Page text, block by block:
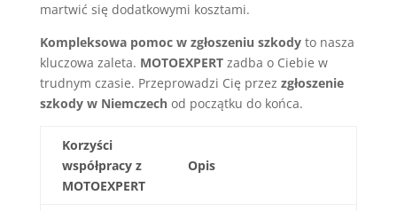
martwić się dodatkowymi kosztami.
Kompleksowa pomoc w zgłoszeniu szkodyto nasza
kluczowa zaleta. MOTOEXPERTzadba o Ciebie w
trudnym czasie. Przeprowadzi Cię przez zgłoszenie
szkody w Niemczechod początku do końca.
Korzyści
współpracy z
MOTOEXPERT
Opis